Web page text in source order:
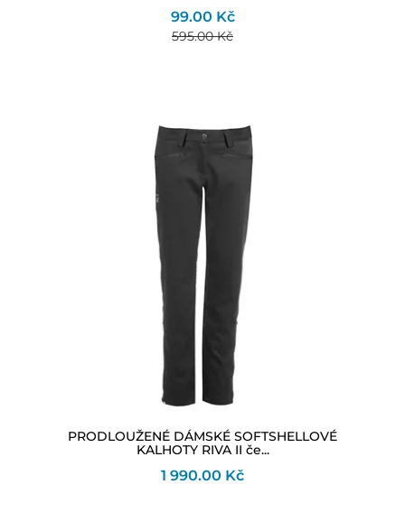
99.00 Kč
595.00 Kč
PRODLOUŽENÉ DÁMSKÉ SOFTSHELLOVÉ
KALHOTY RIVA II če...
1 990.00 Kč